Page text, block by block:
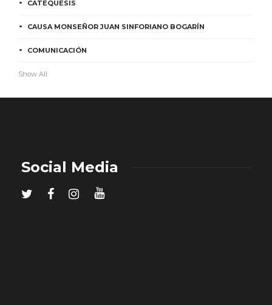
CATEQUESIS
CAUSA MONSEÑOR JUAN SINFORIANO BOGARÍN
COMUNICACIÓN
Show All
Social Media